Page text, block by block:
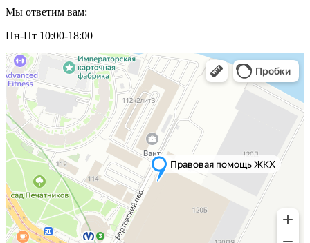
Мы ответим вам:
Пн-Пт 10:00-18:00